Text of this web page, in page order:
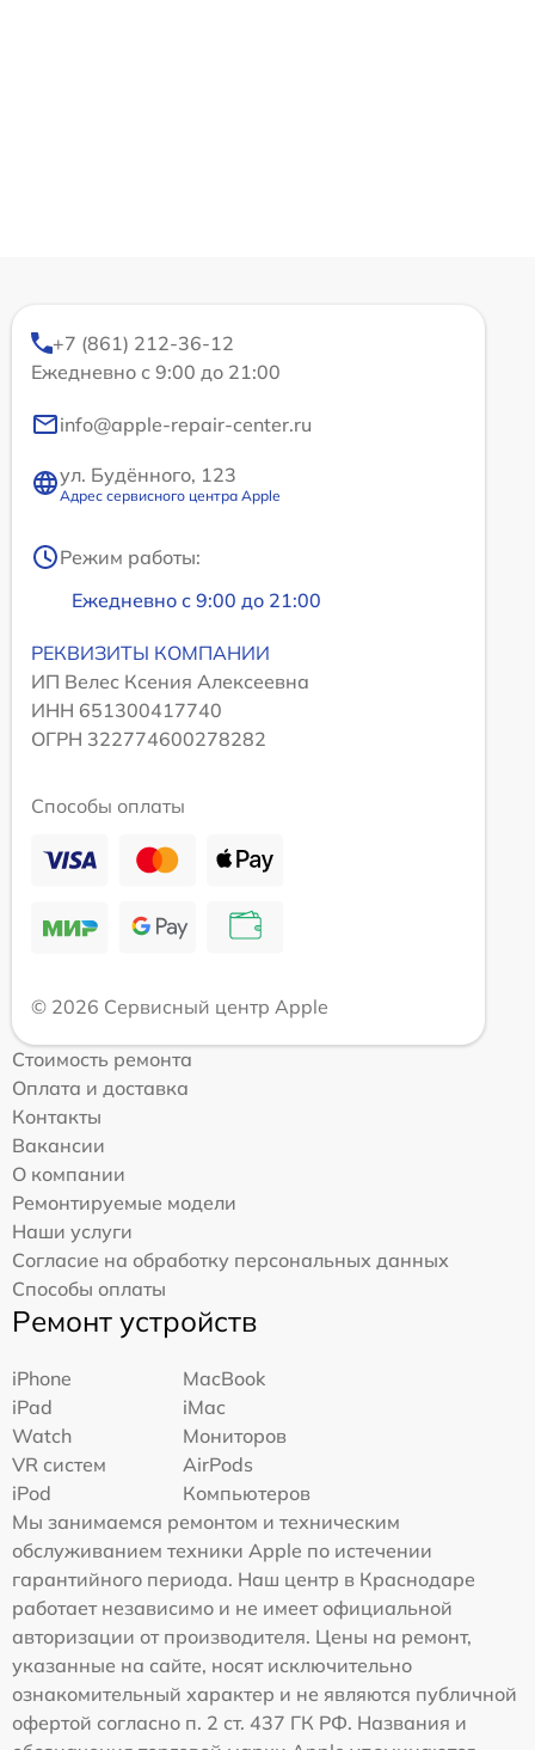
+7 (861) 212-36-12
Ежедневно с 9:00 до 21:00
info@apple-repair-center.ru
ул. Будённого, 123
Адрес сервисного центра Apple
Режим работы:
Ежедневно с 9:00 до 21:00
РЕКВИЗИТЫ КОМПАНИИ
ИП Велес Ксения Алексеевна
ИНН 651300417740
ОГРН 322774600278282
Способы оплаты
© 2026 Сервисный центр Apple
Стоимость ремонта
Оплата и доставка
Контакты
Вакансии
О компании
Ремонтируемые модели
Наши услуги
Согласие на обработку персональных данных
Способы оплаты
Ремонт устройств
iPhone
MacBook
iPad
iMac
Watch
Мониторов
VR систем
AirPods
iPod
Компьютеров
Мы занимаемся ремонтом и техническим
обслуживанием техники Apple по истечении
гарантийного периода. Наш центр в Краснодаре
работает независимо и не имеет официальной
авторизации от производителя. Цены на ремонт,
указанные на сайте, носят исключительно
ознакомительный характер и не являются публичной
офертой согласно п. 2 ст. 437 ГК РФ. Названия и